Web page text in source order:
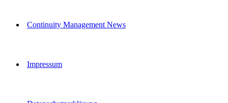
Continuity Management News
Impressum